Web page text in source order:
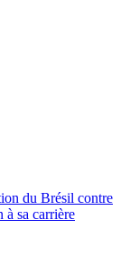
du Brésil contre
à sa carrière